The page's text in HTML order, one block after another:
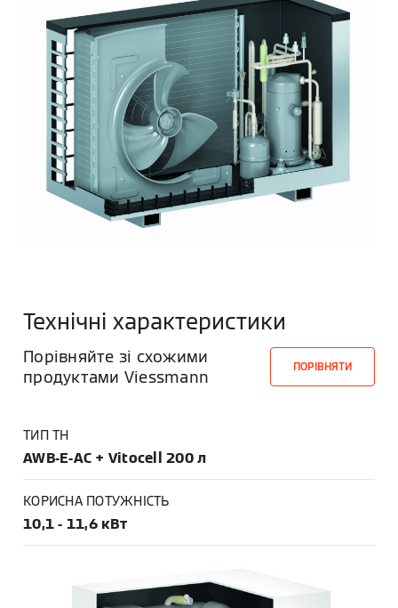
Технічні характеристики
Порівняйте зі схожими
продуктами Viessmann
ПОРІВНЯТИ
ТИП ТН
AWB-E-AC + Vitocell 200 л
КОРИСНА ПОТУЖНІСТЬ
10,1 - 11,6 кВт